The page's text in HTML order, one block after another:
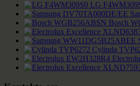
LG
Bosch
Cylinda